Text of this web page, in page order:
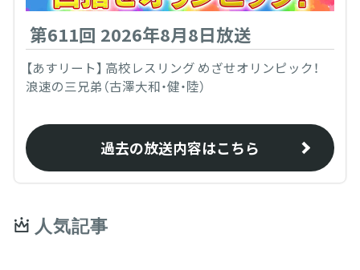
第611回 2026年8月8日放送
【あすリート】 高校レスリング めざせオリンピック！
浪速の三兄弟（古澤大和・健・陸）
過去の放送内容はこちら
人気記事